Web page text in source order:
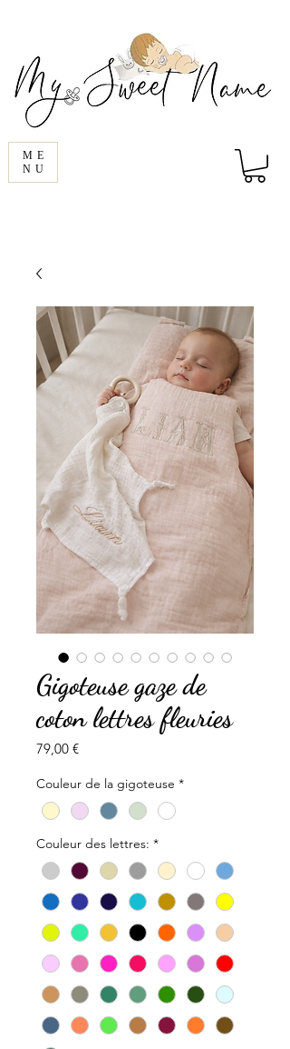
ME
NU
Gigoteuse gaze de
coton lettres fleuries
79,00 €Prix
Couleur de la gigoteuse *
Couleur des lettres: *